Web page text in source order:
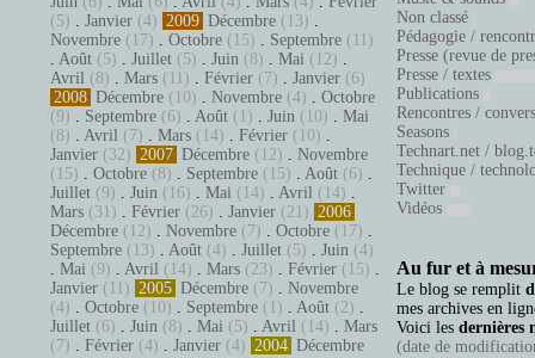
(5) . Janvier (4) 2009 Décembre (13) .
Novembre (17) . Octobre (15) . Septembre (11)
. Août (5) . Juillet (5) . Juin (8) . Mai (12) .
Avril (8) . Mars (11) . Février (7) . Janvier (6)
2008 Décembre (10) . Novembre (4) . Octobre
(9) . Septembre (6) . Août (1) . Juin (10) . Mai
(8) . Avril (7) . Mars (14) . Février (10) .
Janvier (32) 2007 Décembre (12) . Novembre
(15) . Octobre (8) . Septembre (15) . Août (6) .
Juillet (9) . Juin (16) . Mai (14) . Avril (14) .
Mars (31) . Février (26) . Janvier (21) 2006
Décembre (12) . Novembre (7) . Octobre (17) .
Septembre (13) . Août (4) . Juillet (5) . Juin (4)
. Mai (9) . Avril (14) . Mars (23) . Février (15) .
Janvier (11) 2005 Décembre (7) . Novembre
(4) . Octobre (10) . Septembre (1) . Août (2) .
Juillet (6) . Juin (8) . Mai (5) . Avril (14) . Mars
(7) . Février (4) . Janvier (4) 2004 Décembre
Non classé
Pédagogie /
Presse (revue de
Presse / textes
Publications
Rencontres /
Seasons
Technart.net /
Technique /
Twitter
Vidéos
Au fur et à
Le blog se remplit
mes archives en
Voici les dernières
(date de